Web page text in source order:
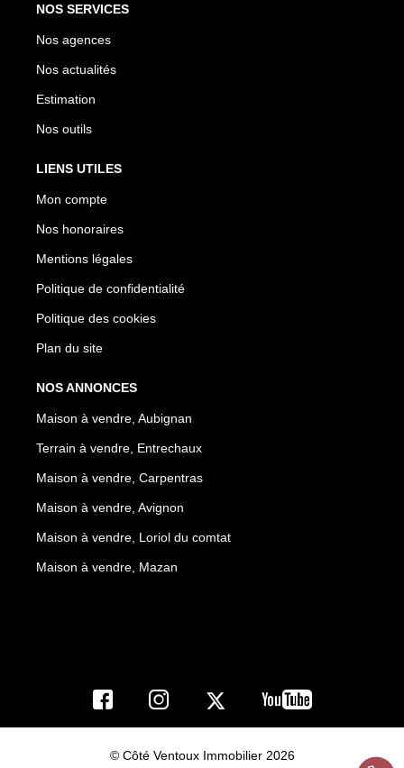
NOS SERVICES
Nos agences
Nos actualités
Estimation
Nos outils
LIENS UTILES
Mon compte
Nos honoraires
Mentions légales
Politique de confidentialité
Politique des cookies
Plan du site
NOS ANNONCES
Maison à vendre, Aubignan
Terrain à vendre, Entrechaux
Maison à vendre, Carpentras
Maison à vendre, Avignon
Maison à vendre, Loriol du comtat
Maison à vendre, Mazan
© Côté Ventoux Immobilier 2026